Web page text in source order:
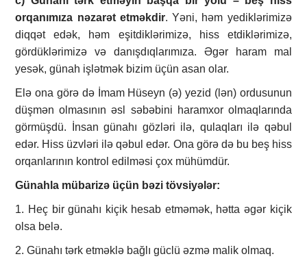
orqanımıza nəzarət etməkdir. Yəni, həm yediklərimizə
diqqət edək, həm eşitdiklərimizə, hiss etdiklərimizə,
gördüklərimizə və danışdıqlarımıza. Əgər haram mal
yesək, günah işlətmək bizim üçün asan olar.
Elə ona görə də İmam Hüseyn (ə) yezid (lən) ordusunun
düşmən olmasının əsl səbəbini haramxor olmaqlarında
görmüşdü. İnsan günahı gözləri ilə, qulaqları ilə qəbul
edər. Hiss üzvləri ilə qəbul edər. Ona görə də bu beş hiss
orqanlarının kontrol edilməsi çox mühümdür.
Günahla mübarizə üçün bəzi tövsiyələr:
1. Heç bir günahı kiçik hesab etməmək, hətta əgər kiçik
olsa belə.
2. Günahı tərk etməklə bağlı güclü əzmə malik olmaq.